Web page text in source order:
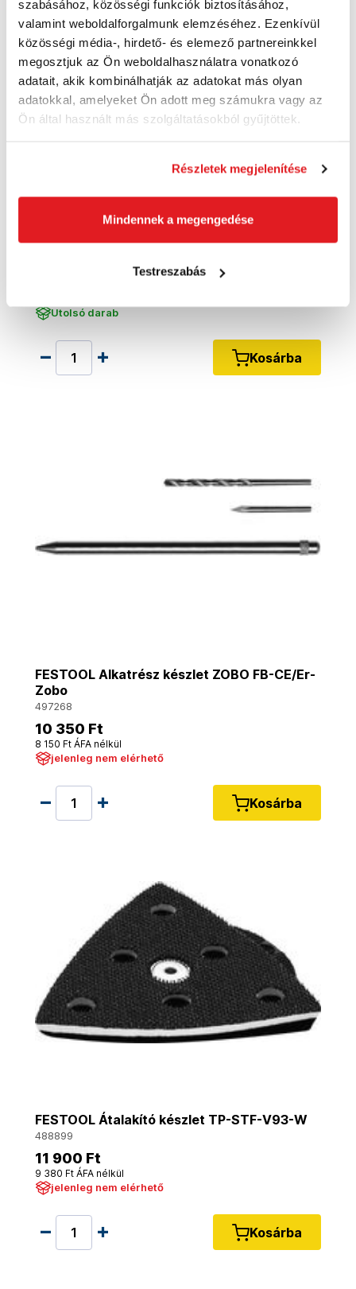
szabásához, közösségi funkciók biztosításához,
valamint weboldalforgalmunk elemzéséhez. Ezenkívül
közösségi média-, hirdető- és elemező partnereinkkel
megosztjuk az Ön weboldalhasználatra vonatkozó
adatait, akik kombinálhatják az adatokat más olyan
adatokkal, amelyeket Ön adott meg számukra vagy az
Ön által használt más szolgáltatásokból gyűjtöttek.
Részletek megjelenítése
Mindennek a megengedése
Testreszabás
KÄRCHER Padlószerszám készlet EasyFix -
Padlófúvóka
Utolsó darab
Kosárba
FESTOOL Alkatrész készlet ZOBO FB-CE/Er-
Zobo
497268
10 350 Ft
8 150 Ft ÁFA nélkül
jelenleg nem elérhető
Kosárba
FESTOOL Átalakító készlet TP-STF-V93-W
488899
11 900 Ft
9 380 Ft ÁFA nélkül
jelenleg nem elérhető
Kosárba